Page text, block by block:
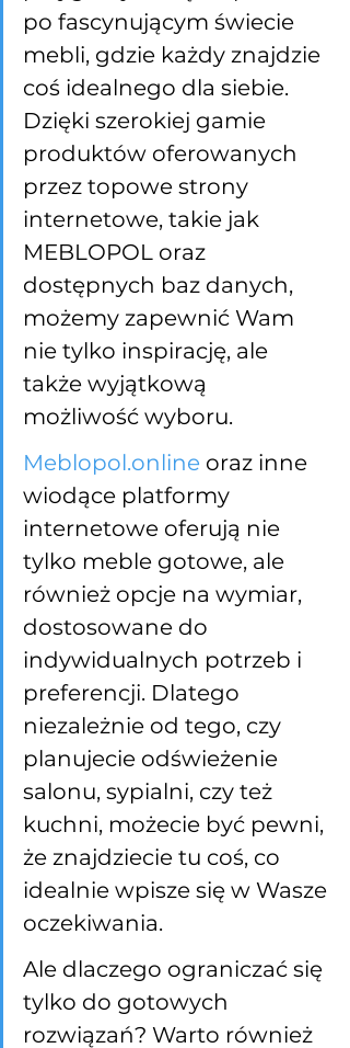
po fascynującym świecie
mebli, gdzie każdy znajdzie
coś idealnego dla siebie.
Dzięki szerokiej gamie
produktów oferowanych
przez topowe strony
internetowe, takie jak
MEBLOPOL oraz
dostępnych baz danych,
możemy zapewnić Wam
nie tylko inspirację, ale
także wyjątkową
możliwość wyboru.
Meblopol.online oraz inne
wiodące platformy
internetowe oferują nie
tylko meble gotowe, ale
również opcje na wymiar,
dostosowane do
indywidualnych potrzeb i
preferencji. Dlatego
niezależnie od tego, czy
planujecie odświeżenie
salonu, sypialni, czy też
kuchni, możecie być pewni,
że znajdziecie tu coś, co
idealnie wpisze się w Wasze
oczekiwania.
Ale dlaczego ograniczać się
tylko do gotowych
rozwiązań? Warto również